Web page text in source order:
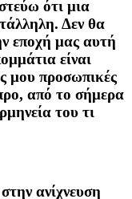
ότι μια
Δεν θα
εποχή μας αυτή
είναι
μου προσωπικές
από το σήμερα
του τι
ανίχνευση